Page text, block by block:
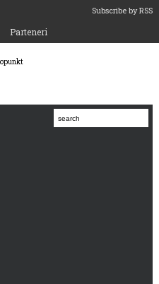
Subscribe by RSS
Parteneri